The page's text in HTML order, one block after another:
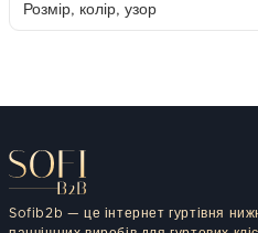
Розмір, колір, узор
Sofib2b — це інтернет гуртівня